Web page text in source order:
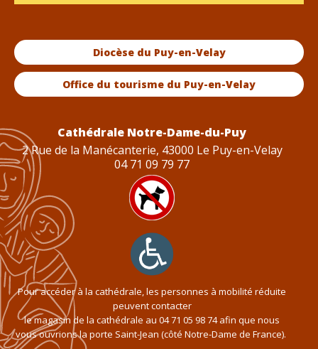
Diocèse du Puy-en-Velay
Office du tourisme du Puy-en-Velay
Cathédrale Notre-Dame-du-Puy
2 Rue de la Manécanterie, 43000 Le Puy-en-Velay
04 71 09 79 77
Pour accéder à la cathédrale, les personnes à mobilité réduite
peuvent contacter
le magasin de la cathédrale au 04 71 05 98 74afin que nous
vous ouvrions la porte Saint-Jean (côté Notre-Dame de France).